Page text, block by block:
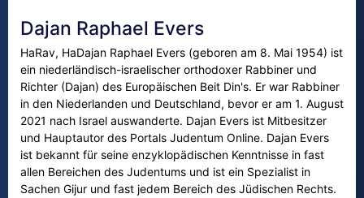
Dajan Raphael Evers
HaRav, HaDajan Raphael Evers (geboren am 8. Mai 1954) ist
ein niederländisch-israelischer orthodoxer Rabbiner und
Richter (Dajan) des Europäischen Beit Din's. Er war Rabbiner
in den Niederlanden und Deutschland, bevor er am 1. August
2021 nach Israel auswanderte. Dajan Evers ist Mitbesitzer
und Hauptautor des Portals Judentum Online. Dajan Evers
ist bekannt für seine enzyklopädischen Kenntnisse in fast
allen Bereichen des Judentums und ist ein Spezialist in
Sachen Gijur und fast jedem Bereich des Jüdischen Rechts.